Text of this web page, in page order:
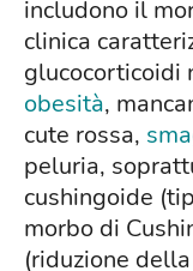
includono il
clinica
glucocorticoidi
obesità,
cute rossa,
peluria,
cushingoide
morbo di
(riduzione